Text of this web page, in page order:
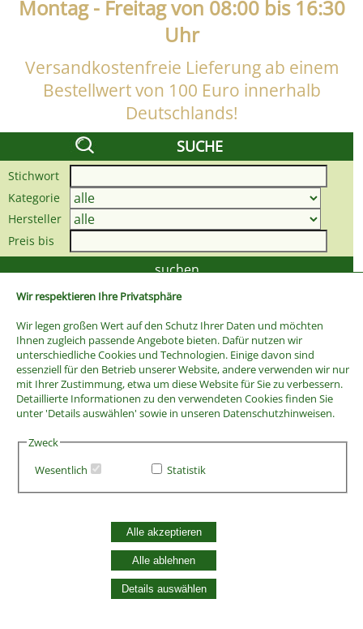
Wir respektieren Ihre Privatsphäre
Wir legen großen Wert auf den Schutz Ihrer Daten und möchten
Ihnen zugleich passende Angebote bieten. Dafür nutzen wir
unterschiedliche Cookies und Technologien. Einige davon sind
essenziell für den Betrieb unserer Website, andere verwenden wir nur
mit Ihrer Zustimmung, etwa um diese Website für Sie zu verbessern.
Detaillierte Informationen zu den verwendeten Cookies finden Sie
unter 'Details auswählen' sowie in unseren Datenschutzhinweisen.
Zweck
Wesentlich
Statistik
Alle akzeptieren
Alle ablehnen
Details auswählen
Montag - Freitag von 08:00 bis 16:30
Uhr
Versandkostenfreie Lieferung ab einem
Bestellwert von 100 Euro innerhalb
Deutschlands!
SUCHE
Stichwort
Kategorie
Hersteller
Preis bis
AGB
Vertrag widerrufen
Datenschutzerklärung
Zahlung und Versand
Batterieentsorgung
Widerruf Cookie-Einwilligung